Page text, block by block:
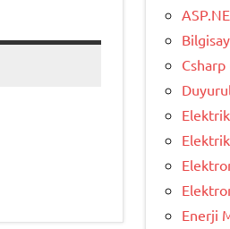
Csharp
Elektrik
Enerji